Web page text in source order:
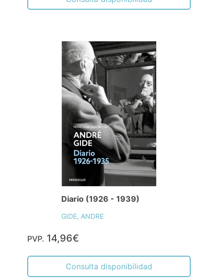
Diario (1926 - 1939)
GIDE, ANDRE
PVP. 14,96€
Consulta disponibilidad